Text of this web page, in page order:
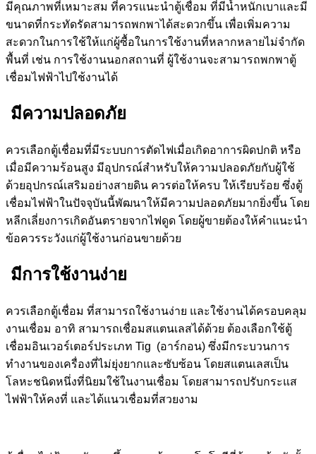
มีคุณภาพที่เหมาะสม ที่ควรแนะนำตู้เชื่อม ที่มีน้ำหนักเบาและมี
ขนาดที่กระทัดรัดสามารถพกพาได้สะดวกขึ้น เพื่อเพิ่มความ
สะดวกในการใช้ให้แก่ผู้ซื้อในการใช้งานที่หลากหลายไม่จำกัด
พื้นที่ เช่น การใช้งานนอกสถานที่ ผู้ใช้งานจะสามารถพกพาตู้
เชื่อมไฟฟ้าไปใช้งานได้
มีความปลอดภัย
ควรเลือกตู้เชื่อมที่มีระบบการตัดไฟเมื่อเกิดอาการผิดปกติ หรือ
เมื่อมีความร้อนสูง มีอุปกรณ์สำหรับให้ความปลอดภัยกับผู้ใช้
ด้วยอุปกรณ์เสริมอย่างสายดิน ควรต่อให้ครบ ให้เรียบร้อย ซึ่งตู้
เชื่อมไฟฟ้าในปัจจุบันนี้พัฒนาให้มีความปลอดภัยมากยิ่งขึ้น โดย
หลีกเลี่ยงการเกิดอันตรายจากไฟดูด โดยผู้ขายต้องให้คำแนะนำ
ข้อควรระวังแก่ผู้ใช้งานก่อนขายด้วย
มีการใช้งานง่าย
ควรเลือกตู้เชื่อม ที่สามารถใช้งานง่าย และใช้งานได้ครอบคลุม
งานเชื่อม อาทิ สามารถเชื่อมสแตนเลสได้ด้วย ต้องเลือกใช้ตู้
เชื่อมอินเวอร์เตอร์ประเภท Tig (อาร์กอน) ซึ่งมีกระบวนการ
ทำงานของเครื่องที่ไม่ยุ่งยากและซับซ้อน โดยสแตนเลสเป็น
โลหะชนิดหนึ่งที่นิยมใช้ในงานเชื่อม โดยสามารถปรับกระแส
ไฟฟ้าให้คงที่ และได้แนวเชื่อมที่สวยงาม